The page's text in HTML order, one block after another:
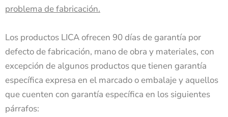
problema de fabricación.
Los productos LICA ofrecen 90 días de garantía por
defecto de fabricación, mano de obra y materiales, con
excepción de algunos productos que tienen garantía
específica expresa en el marcado o embalaje y aquellos
que cuenten con garantía específica en los siguientes
párrafos: